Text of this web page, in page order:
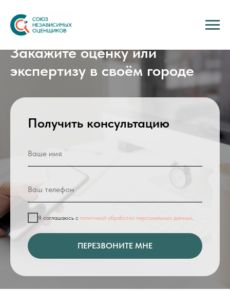
Закажите оценку или
экспертизу в своём городе
Получить консультацию
Я соглашаюсь с политикой обработки персональных данных
ПЕРЕЗВОНИТЕ МНЕ